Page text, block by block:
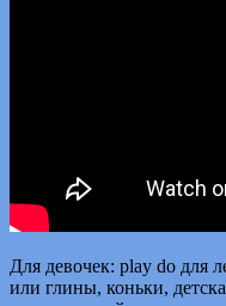
Для девочек: play do для
или глины, коньки,